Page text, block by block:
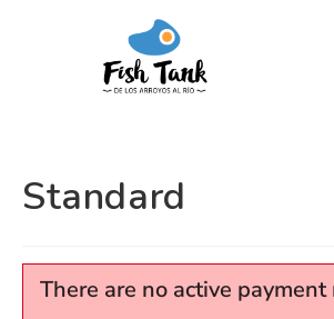
Standard
There are no active payment